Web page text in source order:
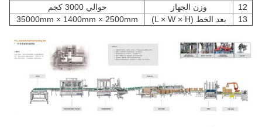
12
وزن الجهاز
حوالي 3000 كجم
13
بعد الخط (L × W × H) 35000mm × 1400mm × 2500mm